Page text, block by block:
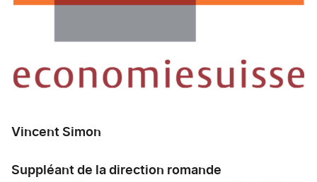
Vincent Simon
Suppléant de la direction romande